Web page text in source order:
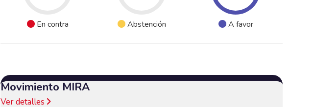
En contra Abstención A favor
Movimiento MIRA
Ver detalles